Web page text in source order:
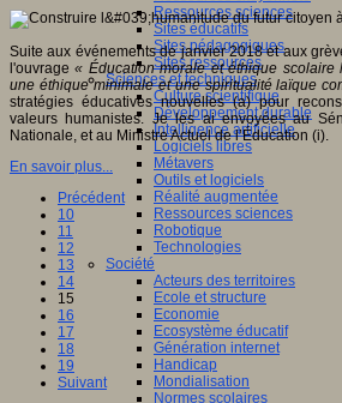
Ressources sciences
Sites éducatifs
Sites pédagogiques
Sites ressources
Sciences et techniques
Culture scientifique
Développement durable
Intelligence artificielle
Logiciels libres
Métavers
Outils et logiciels
Réalité augmentée
Ressources sciences
Robotique
Technologies
Société
Acteurs des territoires
Ecole et structure
Economie
Ecosystème éducatif
Génération internet
Handicap
Mondialisation
Normes scolaires
Suite aux événements de janvier 2018 et aux
l'ouvrage« Éducation morale et éthique scolaire
une éthique minimale et une spiritualité laïque
stratégies éducatives nouvelles (a) pour
valeurs humanistes. Je les ai envoyées au
Nationale, et au Ministre Actuel de l’Éducation (i).
En savoir plus...
Précédent
10
11
12
13
14
15
16
17
18
19
Suivant